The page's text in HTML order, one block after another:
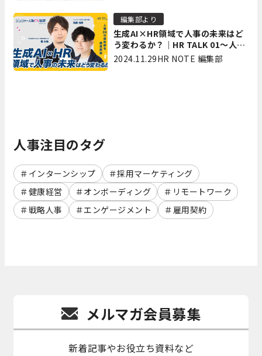
生成AI×HR領域で人事の未来はど
う変わるか？｜HR TALK 01～人事
DXの最前線を徹底解剖～
編集部より
2024.11.29HR NOTE 編集部
人事注目のタグ
インターンシップ
採用マーケティング
健康経営
オンボーディング
リモートワーク
戦略人事
エンゲージメント 雇用契約
メルマガ会員募集
新着記事やお役立ち資料など